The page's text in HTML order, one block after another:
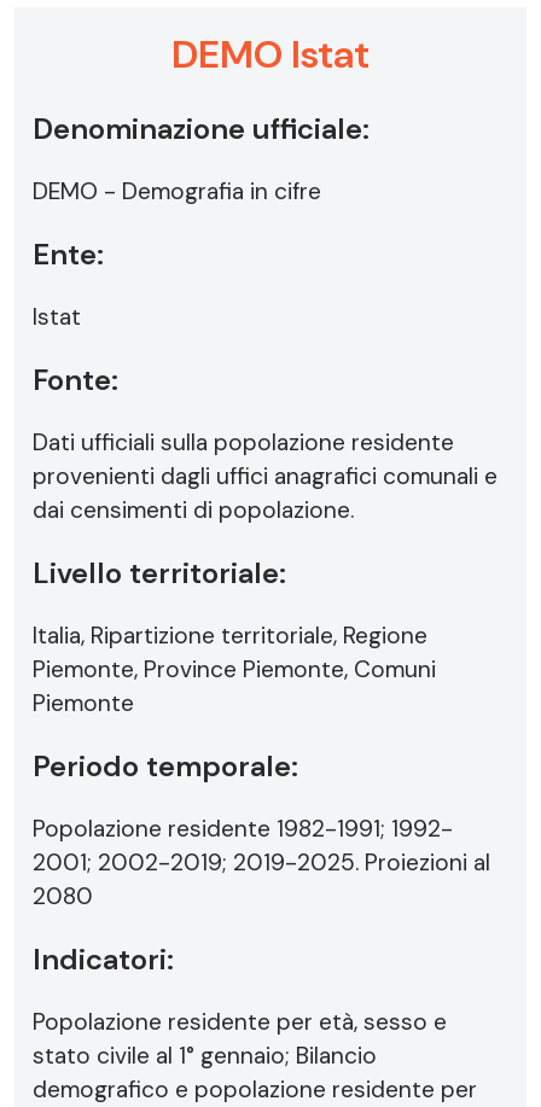
DEMO Istat
Denominazione ufficiale:
DEMO - Demografia in cifre
Ente:
Istat
Fonte:
Dati ufficiali sulla popolazione residente
provenienti dagli uffici anagrafici comunali e
dai censimenti di popolazione.
Livello territoriale:
Italia, Ripartizione territoriale, Regione
Piemonte, Province Piemonte, Comuni
Piemonte
Periodo temporale:
Popolazione residente 1982-1991; 1992-
2001; 2002-2019; 2019-2025. Proiezioni al
2080
Indicatori:
Popolazione residente per età, sesso e
stato civile al 1° gennaio; Bilancio
demografico e popolazione residente per